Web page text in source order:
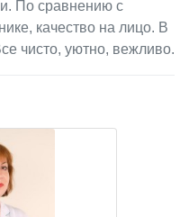
По сравнению с
качество на лицо. В
чисто, уютно, вежливо.